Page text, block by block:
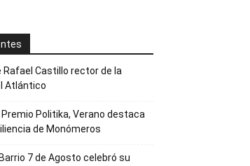
Rafael Castillo rector de la
Atlántico
Premio Politika, Verano destaca
de Monómeros
7 de Agosto celebró su